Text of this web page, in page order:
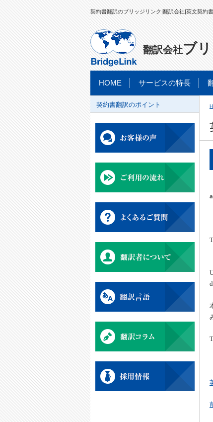
契約書翻訳のブリッジリンク|翻訳会社|英文契約
翻訳会社ブ
HOME サービスの特長
契約書翻訳のポイント